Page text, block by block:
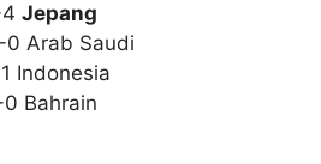
Jepang
0 Arab Saudi
Indonesia
0 Bahrain